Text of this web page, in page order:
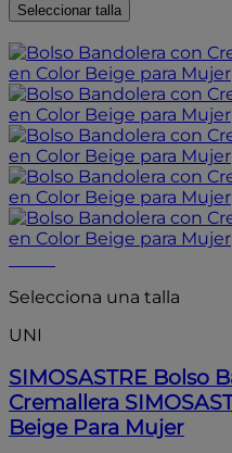
Seleccionar talla
Selecciona una talla
UNI
SIMOSASTRE Bolso
Cremallera
Beige Para Mujer